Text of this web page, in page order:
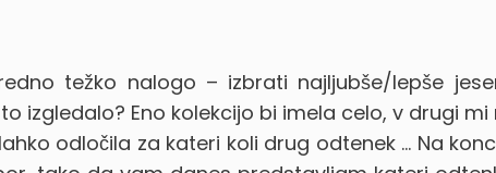
težko nalogo – izbrati najljubše/lepše
izgledalo? Eno kolekcijo bi imela celo, v drugi mi
odločila za kateri koli drug odtenek … Na